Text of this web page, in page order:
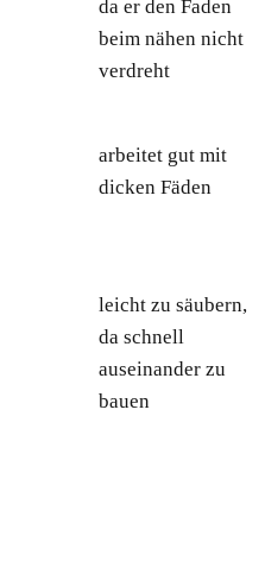
da er den Faden
beim nähen nicht
verdreht
arbeitet gut mit
dicken Fäden
leicht zu säubern,
da schnell
auseinander zu
bauen